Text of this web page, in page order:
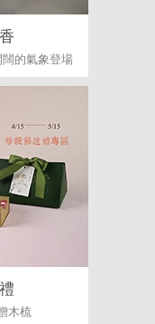
的氣象登場
木梳